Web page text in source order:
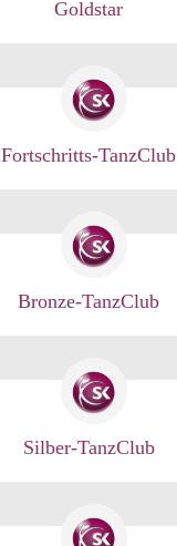
Goldstar
Fortschritts-TanzClub
Bronze-TanzClub
Silber-TanzClub